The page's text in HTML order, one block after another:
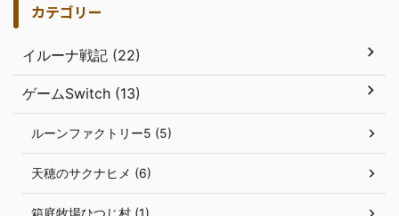
カテゴリー
イルーナ戦記 (22)
ゲームSwitch (13)
ルーンファクトリー5 (5)
天穂のサクナヒメ (6)